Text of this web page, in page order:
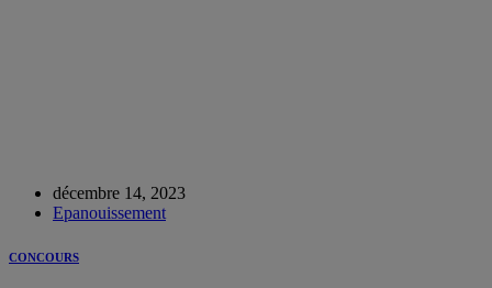
décembre 14, 2023
Epanouissement
CONCOURS